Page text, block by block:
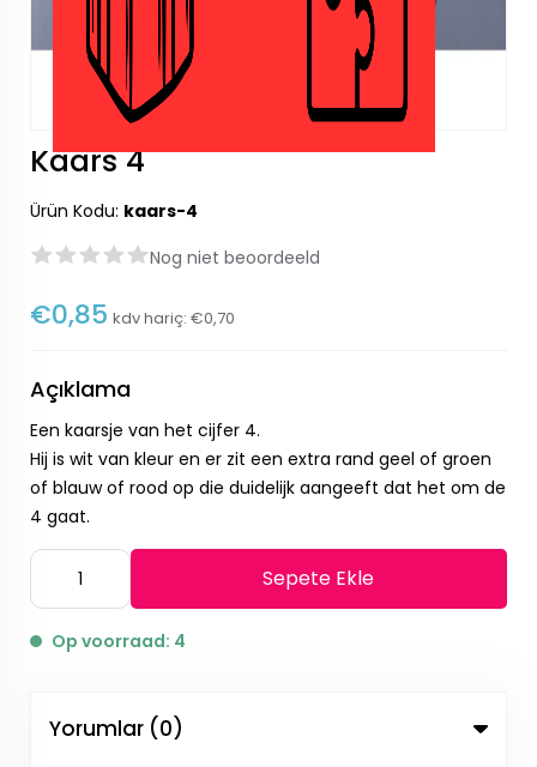
Kaars 4
Ürün Kodu: kaars-4
Nog niet beoordeeld
€0,85 kdv hariç: €0,70
Açıklama
Een kaarsje van het cijfer 4.
Hij is wit van kleur en er zit een extra rand geel of groen
of blauw of rood op die duidelijk aangeeft dat het om de
4 gaat.
Sepete Ekle
Op voorraad: 4
Yorumlar (0)